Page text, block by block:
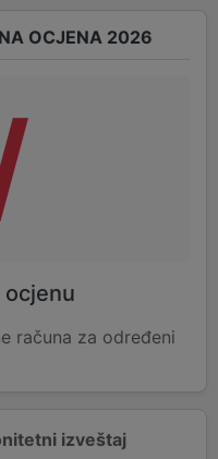
izveštaj
OCJENA 2026
ocjenu
računa za određeni